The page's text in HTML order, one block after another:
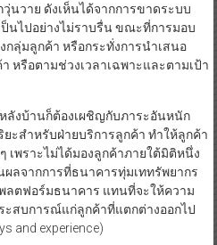
นวาย ดังเห็นได้จากการขาดระบบ
นไปอย่างไม่ราบรื่น ขณะที่การมอบ
ลุ่มลูกค้า หรือกระทั่งการนำเสนอ
หรือตามช่วงเวลาเฉพาะและตามเป้า
บ้านก็ต้องเผชิญกับภาระอันหนัก
ะสำหรับฝ่ายบริการลูกค้า ทำให้ลูกค้า
เพราะไม่ได้มองลูกค้าภายใต้มิติหนึ่ง
ผลจากการที่ธนาคารทุ่มเททรัพยากร
ลตฟอร์มธนาคาร แทนที่จะให้ความ
ะสบการณ์แก่ลูกค้าที่แตกต่างออกไป
and experience)